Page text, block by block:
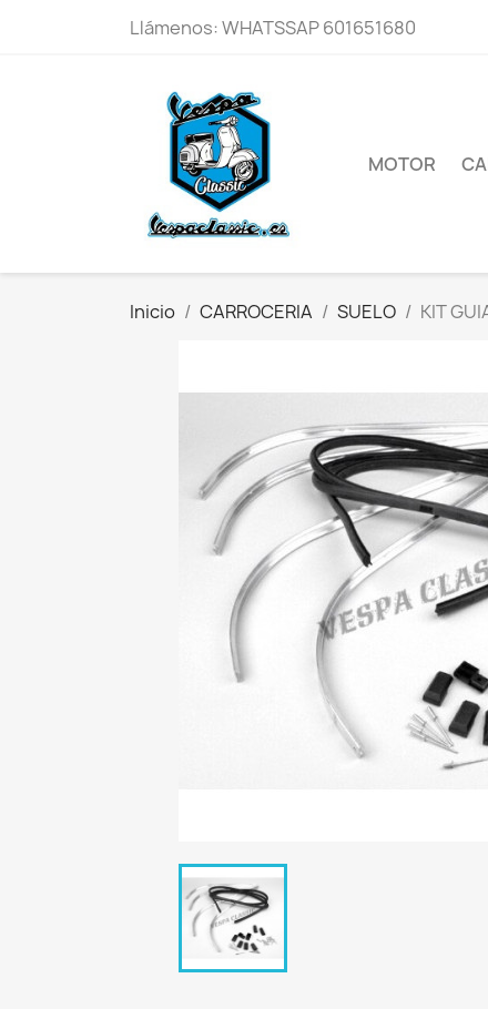
Llámenos:WHATSSAP 601651680
MOTOR
Inicio CARROCERIA SUELO KIT